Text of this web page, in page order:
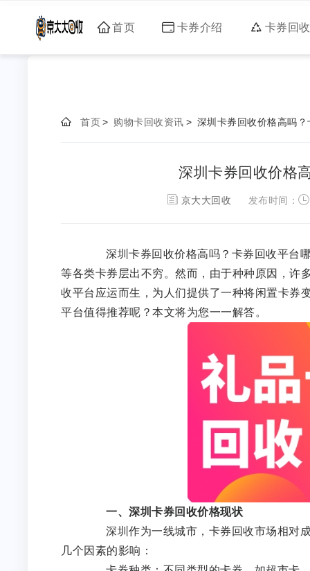
首页 卡券介绍 卡券回收
首页> 购物卡回收资讯 > 深圳卡券回收价格高吗
深圳卡券回收价格
京大大回收 发布时间：
深圳卡券回收价格高吗？卡券回收平台哪
等各类卡券层出不穷。然而，由于种种原因，许
收平台应运而生，为人们提供了一种将闲置卡券
平台值得推荐呢？本文将为您一一解答。
一、深圳卡券回收价格现状
深圳作为一线城市，卡券回收市场相对成
几个因素的影响：